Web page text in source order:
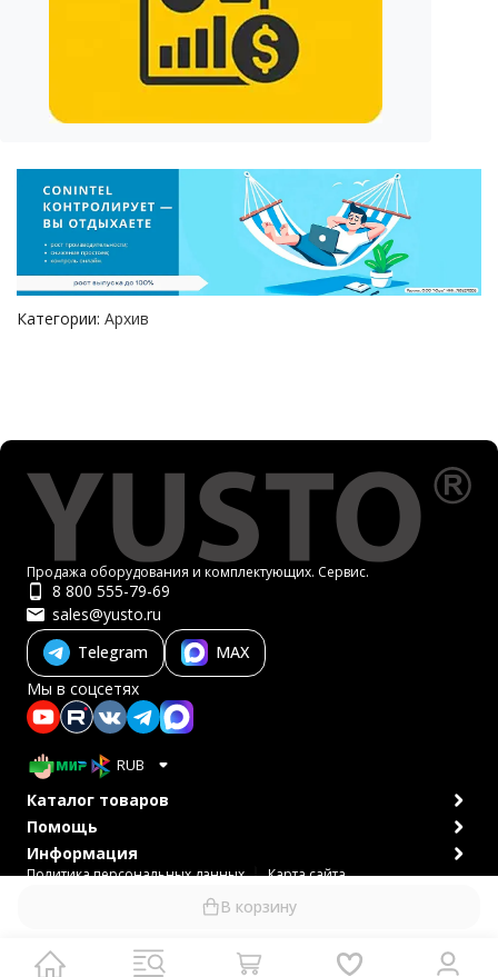
В корзину
Категории: Архив
Продажа оборудования и комплектующих. Сервис.
8 800 555-79-69
sales@yusto.ru
Telegram
MAX
Мы в соцсетях
RUB
Каталог товаров
Помощь
Информация
Политика персональных данных
Карта сайта